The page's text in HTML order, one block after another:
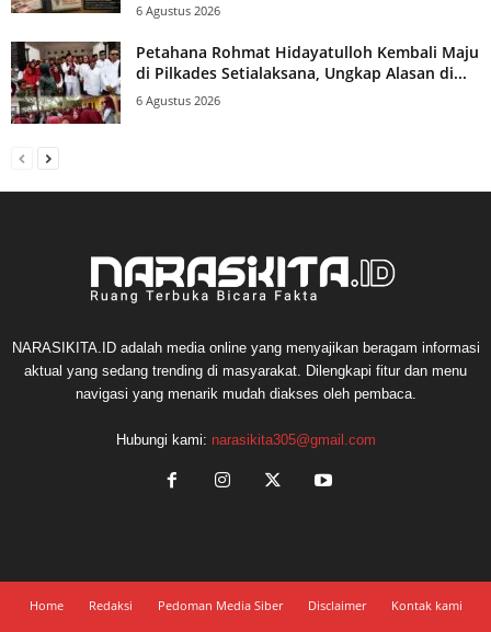
6 Agustus 2026
Petahana Rohmat Hidayatulloh Kembali Maju
di Pilkades Setialaksana, Ungkap Alasan di...
6 Agustus 2026
NARASIKITA.ID adalah media online yang menyajikan beragam informasi
aktual yang sedang trending di masyarakat. Dilengkapi fitur dan menu
navigasi yang menarik mudah diakses oleh pembaca.
Hubungi kami: narasikita305@gmail.com
Home Redaksi Pedoman Media Siber Disclaimer
Kontak kami